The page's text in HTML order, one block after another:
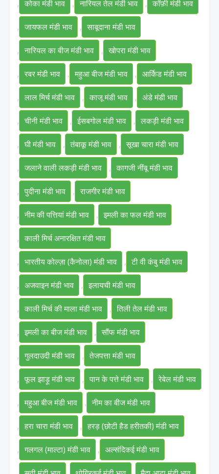
, कोका मंडी भाव , नारियल तेल मंडी भाव , कॉफ़ी मंडी भाव
, जायफल मंडी भाव , साबूदाना मंडी भाव
, नारियल का बीज मंडी भाव , खोपरा मंडी भाव
, रबर मंडी भाव , महुआ बीज मंडी भाव , आर्किड मंडी भाव
, लाल मिर्च मंडी भाव , काजू मंडी भाव , अंडे मंडी भाव
, चीनी मंडी भाव , ईसबगोल मंडी भाव , लकड़ी मंडी भाव
, घी मंडी भाव , तंबाकू मंडी भाव , सूखा चारा मंडी भाव
, जलाने वाली लकड़ी मंडी भाव , कागजी नींबू मंडी भाव
, पुदीना मंडी भाव , राजगीर मंडी भाव
, नीम की पत्तियां मंडी भाव , इमली का फल मंडी भाव
, काली मिर्च अनारक्षित मंडी भाव
, भारतीय कोल्ज़ा (कैनोला) मंडी भाव , टी वी कंबु मंडी भाव
, अजवाइन मंडी भाव , इलायची मंडी भाव
, काली मिर्च की माला मंडी भाव , तिली तेल मंडी भाव
, इमली का बीज मंडी भाव , सौंफ मंडी भाव
, गुलदाउदी मंडी भाव , तेजपत्ता मंडी भाव
, फूल झाड़ू मंडी भाव , पान के पत्ते मंडी भाव , रेबेल मंडी भाव
, महुआ बीज मंडी भाव , नीम का बीज मंडी भाव
, हरा चारा मंडी भाव , हरड़ (छोटी हैड हरीतकी) मंडी भाव
, गलगल (माल्टा) मंडी भाव , अल्संदिकई मंडी भाव